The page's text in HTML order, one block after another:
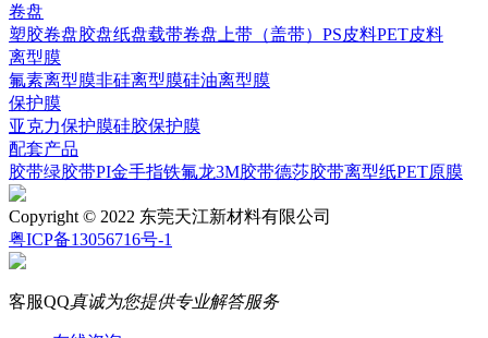
卷盘
塑胶卷盘胶盘纸盘载带卷盘 上带（盖带） PS皮料PET皮料
离型膜
氟素离型膜非硅离型膜硅油离型膜
保护膜
亚克力保护膜硅胶保护膜
配套产品
胶带绿胶带PI金手指铁氟龙3M胶带德莎胶带离型纸PET原膜
Copyright © 2022 东莞天江新材料有限公司
粤ICP备13056716号-1
客服QQ真诚为您提供专业解答服务